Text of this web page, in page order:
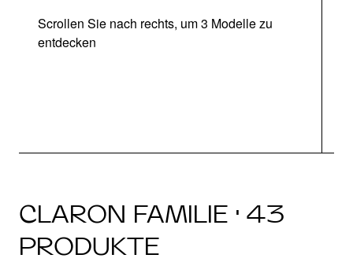
Scrollen Sie nach rechts, um 3 Modelle zu
entdecken
CLARON FAMILIE · 43
PRODUKTE